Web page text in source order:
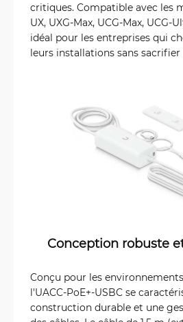
critiques. Compatible avec les
UX, UXG-Max, UCG-Max, UCG-
idéal pour les entreprises qui
leurs installations sans
Conception robuste
Conçu pour les
l'UACC-PoE+-USBC se
construction durable et une